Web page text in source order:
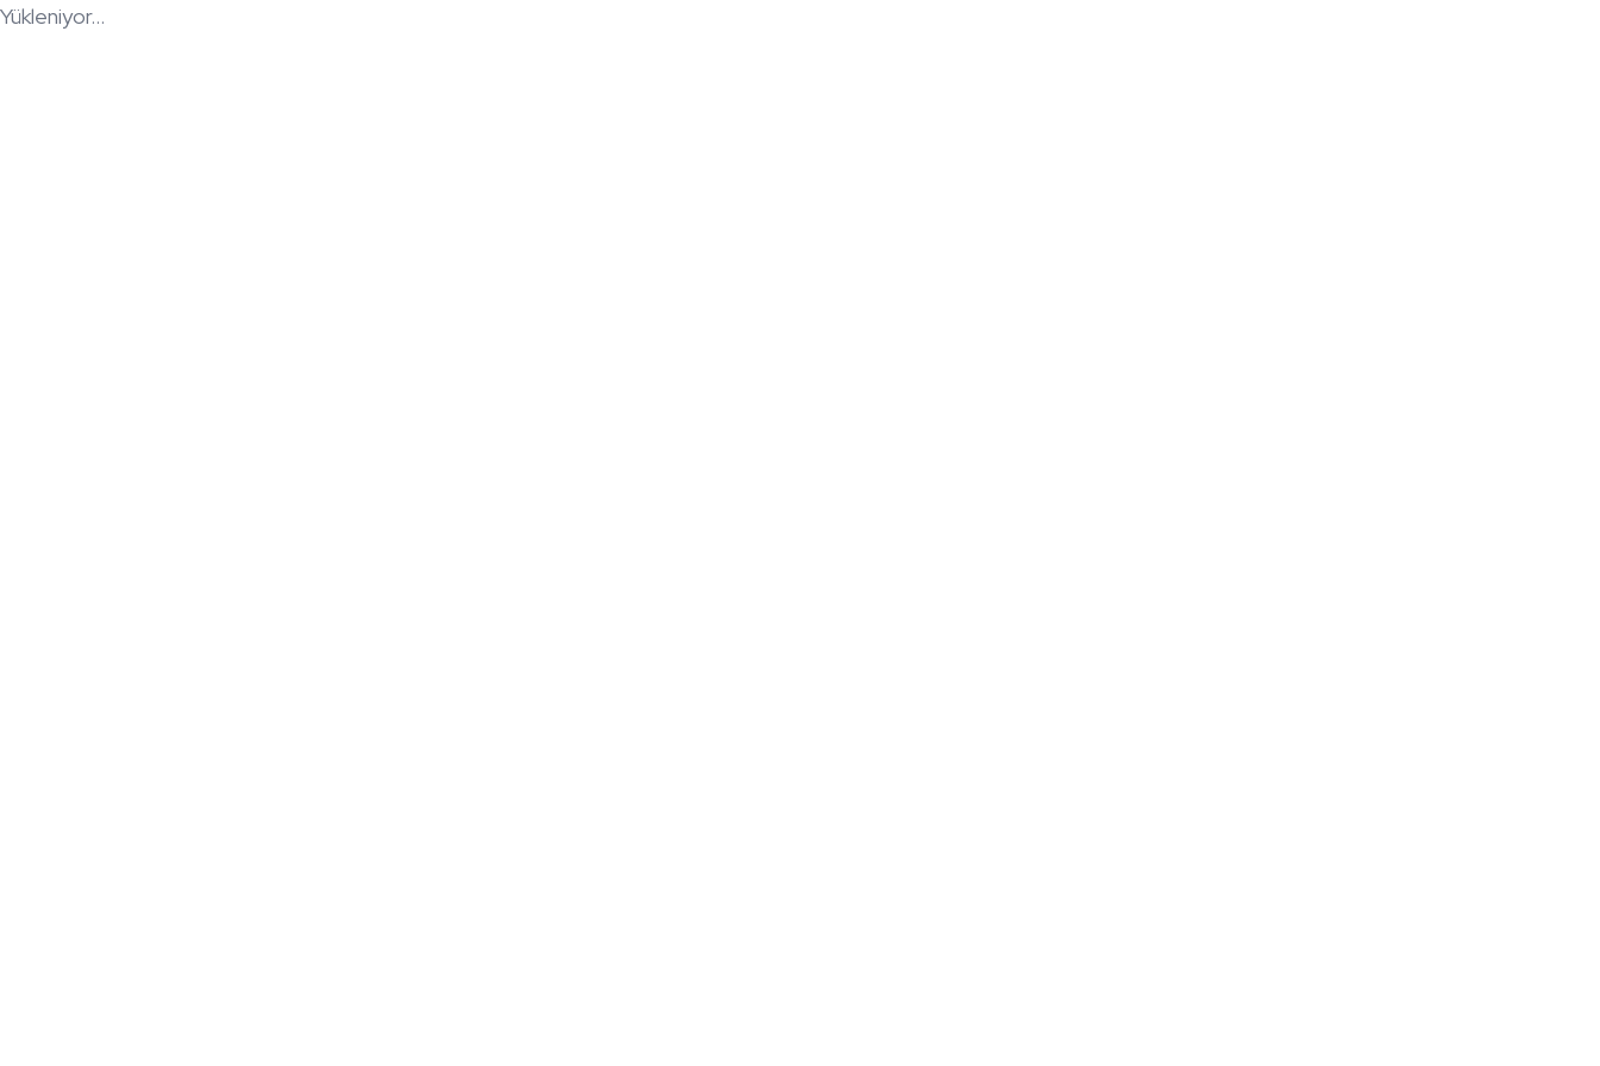
Yükleniyor...